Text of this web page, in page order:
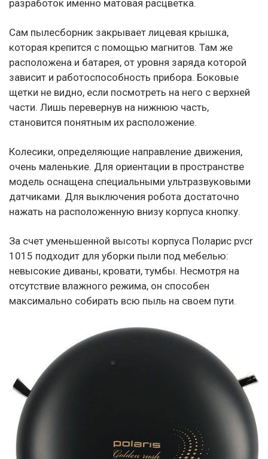
разработок именно матовая расцветка.
Сам пылесборник закрывает лицевая крышка,
которая крепится с помощью магнитов. Там же
расположена и батарея, от уровня заряда которой
зависит и работоспособность прибора. Боковые
щетки не видно, если посмотреть на него с верхней
части. Лишь перевернув на нижнюю часть,
становится понятным их расположение.
Колесики, определяющие направление движения,
очень маленькие. Для ориентации в пространстве
модель оснащена специальными ультразвуковыми
датчиками. Для выключения робота достаточно
нажать на расположенную внизу корпуса кнопку.
За счет уменьшенной высоты корпуса Поларис pvcr
1015 подходит для уборки пыли под мебелью:
невысокие диваны, кровати, тумбы. Несмотря на
отсутствие влажного режима, он способен
максимально собирать всю пыль на своем пути.